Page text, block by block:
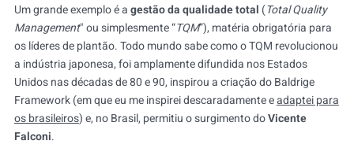
Um grande exemplo é agestão da qualidade total (Total Quality
Management" ou simplesmente “TQM”), matéria obrigatória para
os líderes de plantão. Todo mundo sabe como o TQM revolucionou
a indústria japonesa, foi amplamente difundida nos Estados
Unidos nas décadas de 80 e 90, inspirou a criação do Baldrige
Framework (em que eu me inspirei descaradamente eadaptei para
os brasileiros) e, no Brasil, permitiu o surgimento doVicente
Falconi.